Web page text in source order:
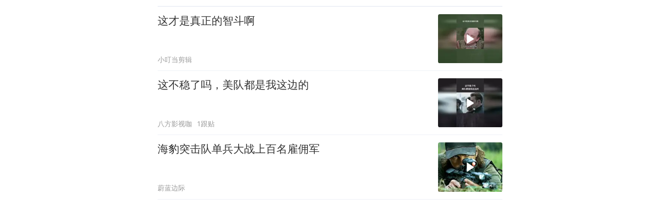
这才是真正的智斗啊
小叮当剪辑
这不稳了吗，美队都是我这边的
八方影视咖 1跟贴
海豹突击队单兵大战上百名雇佣军
蔚蓝边际